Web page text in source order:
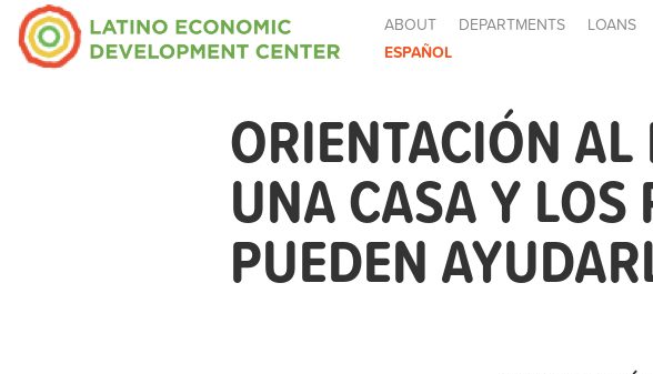
ABOUT DEPARTMENTS LOANS
ESPAÑOL
ORIENTACIÓN
UNA CASA Y
PUEDEN